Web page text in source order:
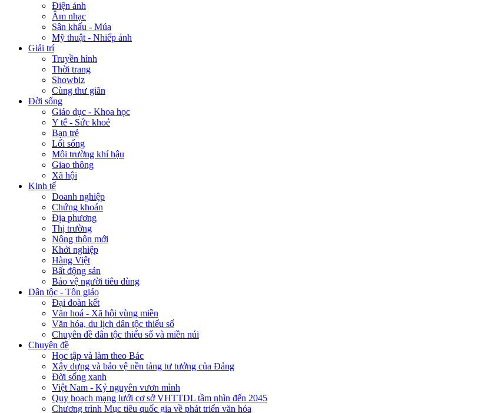
Điện ảnh
Âm nhạc
Sân khấu - Múa
Mỹ thuật - Nhiếp ảnh
Giải trí
Truyền hình
Thời trang
Showbiz
Cùng thư giãn
Đời sống
Giáo dục - Khoa học
Y tế - Sức khoẻ
Bạn trẻ
Lối sống
Môi trường khí hậu
Giao thông
Xã hội
Kinh tế
Doanh nghiệp
Chứng khoán
Địa phương
Thị trường
Nông thôn mới
Khởi nghiệp
Hàng Việt
Bất động sản
Bảo vệ người tiêu dùng
Dân tộc - Tôn giáo
Đại đoàn kết
Văn hoá - Xã hội vùng miền
Văn hóa, du lịch dân tộc thiểu số
Chuyên đề dân tộc thiểu số và miền núi
Chuyên đề
Học tập và làm theo Bác
Xây dựng và bảo vệ nền tảng tư tưởng của Đảng
Đời sống xanh
Việt Nam - Kỷ nguyên vươn mình
Quy hoạch mạng lưới cơ sở VHTTDL tầm nhìn đến 2045
Chương trình Mục tiêu quốc gia về phát triển văn hóa